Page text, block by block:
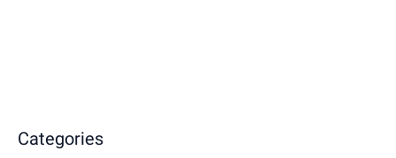
Categories